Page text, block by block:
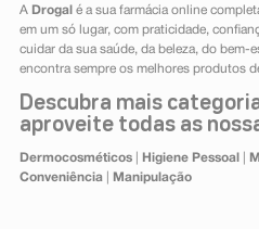
A Drogal é a sua farmácia online
em um só lugar, com praticidade,
cuidar da sua saúde, da beleza, do bem-
encontra sempre os melhores produtos
Descubra mais
aproveite todas as
Dermocosméticos| Higiene Pessoal
Conveniência| Manipulação